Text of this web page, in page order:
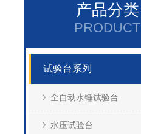
产品分类
PRODUCT
试验台系列
全自动水锤试验台
水压试验台